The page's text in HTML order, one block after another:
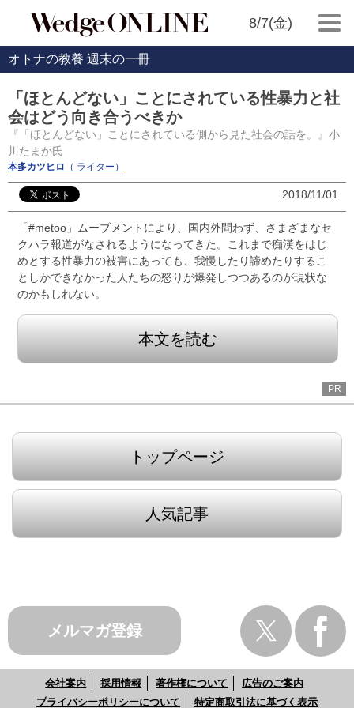
8/7(金)
オトナの教養 週末の一冊
「ほとんどない」ことにされている性暴力と社
会はどう向き合うべきか
『「ほとんどない」ことにされている側から見た社会の話を。』小
川たまか氏
本多カツヒロ （ ライター）
2018/11/01
「#metoo」ムーブメントにより、国内外問わず、さまざまなセ
クハラ報道がなされるようになってきた。これまで痴漢をはじ
めとする性暴力の被害にあっても、我慢したり諦めたりするこ
としかできなかった人たちの怒りが爆発しつつあるのが現状な
のかもしれない。
本文を読む
PR
トップページ
人気記事
メルマガ登録
会社案内 採用情報 著作権について
広告のご案内
プライバシーポリシーについて
特定商取引法に基づく表示